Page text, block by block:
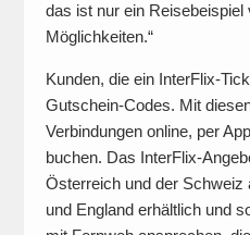
das ist nur ein Reisebeispiel
Möglichkeiten.“
Kunden, die ein InterFlix-
Gutschein-Codes. Mit
Verbindungen online, per
buchen. Das InterFlix-
Österreich und der Schweiz
und England erhältlich und